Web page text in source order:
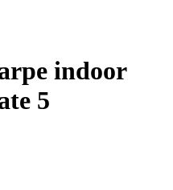
indoor
5